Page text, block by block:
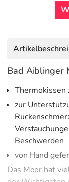
Bad Aiblinger
Thermokissen
zur
Beschwerden
von Hand
Das Moor hat